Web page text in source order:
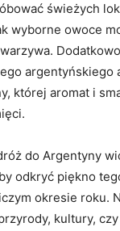
⁣świeżych
wyborne ​owoce
argentyńskiego
której aromat i
do Argentyny
odkryć piękno
okresie roku.
kultury,